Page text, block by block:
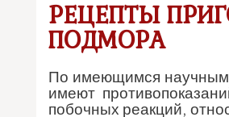
РЕЦЕПТЫ
ПОДМОРА
По имеющимся научным
имеют
побочных реакций,